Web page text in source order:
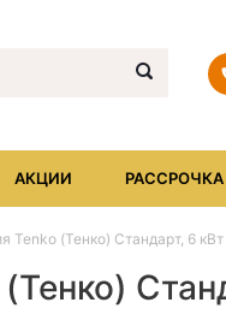
АКЦИИ РАССРОЧКА
Tenko (Тенко) Стандарт, 6 кВт